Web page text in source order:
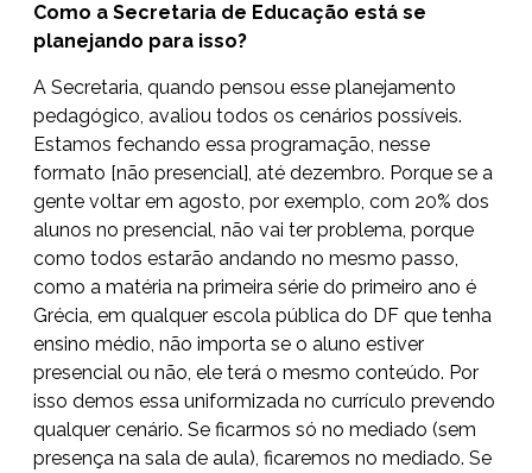
Como a Secretaria de Educação está se
planejando para isso?
A Secretaria, quando pensou esse planejamento
pedagógico, avaliou todos os cenários possíveis.
Estamos fechando essa programação, nesse
formato [não presencial], até dezembro. Porque se a
gente voltar em agosto, por exemplo, com 20% dos
alunos no presencial, não vai ter problema, porque
como todos estarão andando no mesmo passo,
como a matéria na primeira série do primeiro ano é
Grécia, em qualquer escola pública do DF que tenha
ensino médio, não importa se o aluno estiver
presencial ou não, ele terá o mesmo conteúdo. Por
isso demos essa uniformizada no currículo prevendo
qualquer cenário. Se ficarmos só no mediado (sem
presença na sala de aula), ficaremos no mediado. Se